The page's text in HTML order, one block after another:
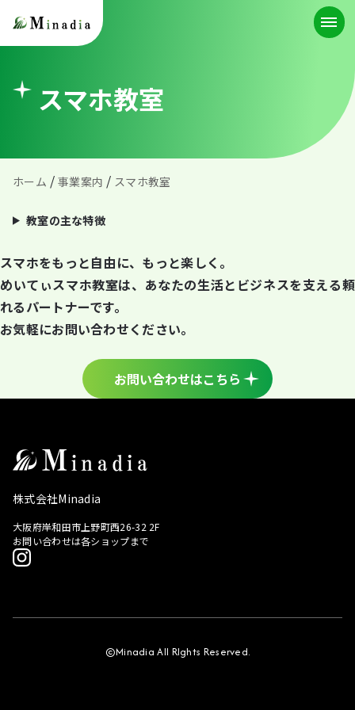
スマホ教室
ホーム / 事業案内 / スマホ教室
教室の主な特徴
スマホをもっと自由に、もっと楽しく。
めいてぃスマホ教室は、あなたの生活とビジネスを支える頼
れるパートナーです。
お気軽にお問い合わせください。
お問い合わせはこちら
株式会社Minadia
大阪府岸和田市上野町西26-32 2F
お問い合わせは各ショップまで
©Minadia All RIghts Reserved.